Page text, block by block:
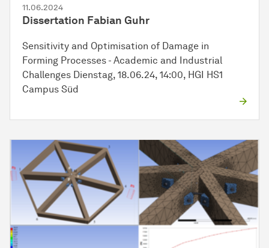
11.06.2024
Dissertation Fabian Guhr
Sensitivity and Optimisation of Damage in
Forming Processes - Academic and Industrial
Challenges Dienstag, 18.06.24, 14:00, HGI HS1
Campus Süd